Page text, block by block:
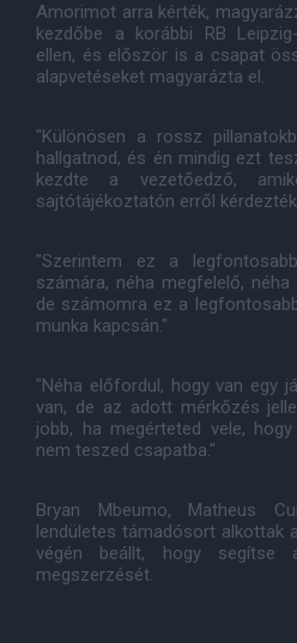
Amorimot arra kérték,
kezdőbe a korábbi RB
ellen, és először is a csapat
alapvetéseket magyarázta el.
"Különösen a rossz
hallgatnod, és én mindig ezt
kezdte a vezetőedző,
sajtótájékoztatón erről
"Szerintem ez a
számára, néha megfelelő,
de számomra ez a
munka kapcsán."
"Néha előfordul, hogy van egy
van, de az adott mérkőzés
jobb, ha megérteted vele,
nem teszed csapatba."
Bryan Mbeumo, Matheus
lendületes támadósort alkottak
végén beállt, hogy segítse
megszerzését.